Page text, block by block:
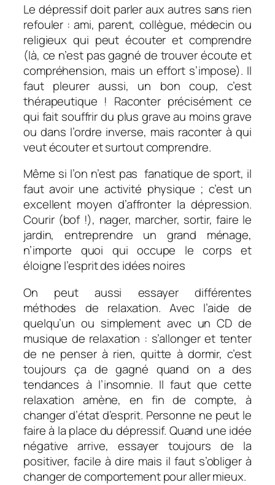
Le dépressif doit parler aux autres sans rien
refouler : ami, parent, collègue, médecin ou
religieux qui peut écouter et comprendre
(là, ce n’est pas gagné de trouver écoute et
compréhension, mais un effort s’impose). Il
faut pleurer aussi, un bon coup, c’est
thérapeutique ! Raconter précisément ce
qui fait souffrir du plus grave au moins grave
ou dans l’ordre inverse, mais raconter à qui
veut écouter et surtout comprendre.
Même si l’on n’est pas fanatique de sport, il
faut avoir une activité physique ; c’est un
excellent moyen d’affronter la dépression.
Courir (bof !), nager, marcher, sortir, faire le
jardin, entreprendre un grand ménage,
n’importe quoi qui occupe le corps et
éloigne l’esprit des idées noires
On peut aussi essayer différentes
méthodes de relaxation. Avec l’aide de
quelqu’un ou simplement avec un CD de
musique de relaxation : s’allonger et tenter
de ne penser à rien, quitte à dormir, c’est
toujours ça de gagné quand on a des
tendances à l’insomnie. Il faut que cette
relaxation amène, en fin de compte, à
changer d’état d’esprit. Personne ne peut le
faire à la place du dépressif. Quand une idée
négative arrive, essayer toujours de la
positiver, facile à dire mais il faut s’obliger à
changer de comportement pour aller mieux.